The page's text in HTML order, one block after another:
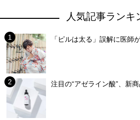
人気記事ランキ
「ピルは太る」誤解に医師
注目の“アゼライン酸”、新